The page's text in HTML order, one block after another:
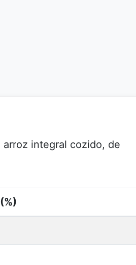
arroz integral cozido, de